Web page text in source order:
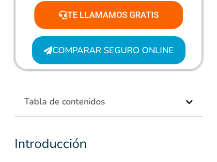
Introducción
TE LLAMAMOS GRATIS
COMPARAR SEGURO ONLINE
Tabla de contenidos